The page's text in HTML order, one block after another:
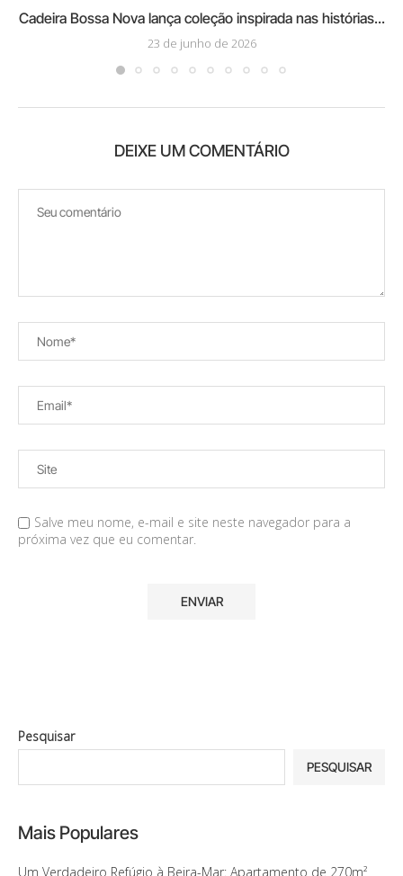
Cadeira Bossa Nova lança coleção inspirada nas histórias...
23 de junho de 2026
DEIXE UM COMENTÁRIO
Salve meu nome, e-mail e site neste navegador para a
próxima vez que eu comentar.
Pesquisar
PESQUISAR
Mais Populares
Um Verdadeiro Refúgio à Beira-Mar: Apartamento de 270m²